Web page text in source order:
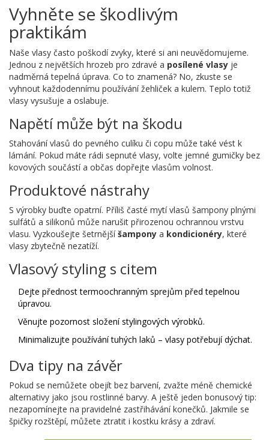
Vyhněte se škodlivým
praktikám
Naše vlasy často poškodí zvyky, které si ani neuvědomujeme.
Jednou z největších hrozeb pro zdravé a posílené vlasy je
nadměrná tepelná úprava. Co to znamená? No, zkuste se
vyhnout každodennímu používání žehliček a kulem. Teplo totiž
vlasy vysušuje a oslabuje.
Napětí může být na škodu
Stahování vlasů do pevného culíku či copu může také vést k
lámání. Pokud máte rádi sepnuté vlasy, volte jemné gumičky bez
kovových součástí a občas dopřejte vlasům volnost.
Produktové nástrahy
S výrobky buďte opatrní. Příliš časté mytí vlasů šampony plnými
sulfátů a silikonů může narušit přirozenou ochrannou vrstvu
vlasu. Vyzkoušejte šetrnějšíšampony a kondicionéry, které
vlasy zbytečně nezatíží.
Vlasový styling s citem
Dejte přednost termoochranným sprejům před tepelnou
úpravou.
Věnujte pozornost složení stylingových výrobků.
Minimalizujte používání tuhých laků – vlasy potřebují dýchat.
Dva tipy na závěr
Pokud se nemůžete obejít bez barvení, zvažte méně chemické
alternativy jako jsou rostlinné barvy. A ještě jeden bonusový tip:
nezapomínejte na pravidelné zastřihávání konečků. Jakmile se
špičky rozštěpí, můžete ztratit i kostku krásy a zdraví.